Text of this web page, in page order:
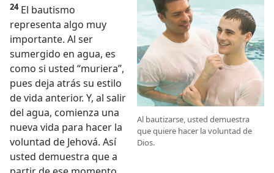
Al bautizarse, usted demuestra
que quiere hacer la voluntad de
Dios.
24El bautismo
representa algo muy
importante. Al ser
sumergido en agua, es
como si usted “muriera”,
pues deja atrás su estilo
de vida anterior. Y, al salir
del agua, comienza una
nueva vida para hacer la
voluntad de Jehová. Así
usted demuestra que a